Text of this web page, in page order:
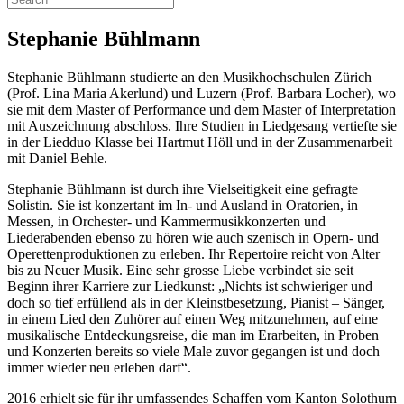
Stephanie Bühlmann
Stephanie Bühlmann studierte an den Musikhochschulen Zürich
(Prof. Lina Maria Akerlund) und Luzern (Prof. Barbara Locher), wo
sie mit dem Master of Performance und dem Master of Interpretation
mit Auszeichnung abschloss. Ihre Studien in Liedgesang vertiefte sie
in der Liedduo Klasse bei Hartmut Höll und in der Zusammenarbeit
mit Daniel Behle.
Stephanie Bühlmann ist durch ihre Vielseitigkeit eine gefragte
Solistin. Sie ist konzertant im In- und Ausland in Oratorien, in
Messen, in Orchester- und Kammermusikkonzerten und
Liederabenden ebenso zu hören wie auch szenisch in Opern- und
Operettenproduktionen zu erleben. Ihr Repertoire reicht von Alter
bis zu Neuer Musik. Eine sehr grosse Liebe verbindet sie seit
Beginn ihrer Karriere zur Liedkunst: „Nichts ist schwieriger und
doch so tief erfüllend als in der Kleinstbesetzung, Pianist – Sänger,
in einem Lied den Zuhörer auf einen Weg mitzunehmen, auf eine
musikalische Entdeckungsreise, die man im Erarbeiten, in Proben
und Konzerten bereits so viele Male zuvor gegangen ist und doch
immer wieder neu erleben darf“.
2016 erhielt sie für ihr umfassendes Schaffen vom Kanton Solothurn